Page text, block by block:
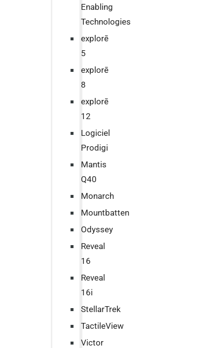
Enabling
Technologies
explorē
5
explorē
8
explorē
12
Logiciel
Prodigi
Mantis
Q40
Monarch
Mountbatten
Odyssey
Reveal
16
Reveal
16i
StellarTrek
TactileView
Victor